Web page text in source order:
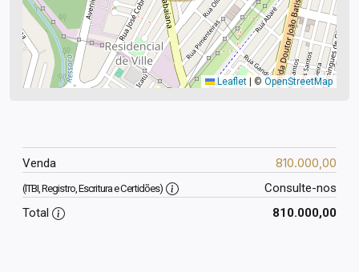
Leaflet © OpenStreetMap
Venda 810.000,00
(ITBI, Registro, Escritura e Certidões)
Consulte-nos
Total
810.000,00